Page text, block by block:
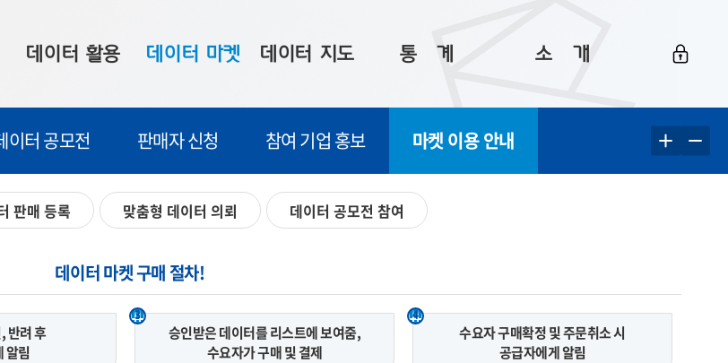
데이터 활용
시각화 서비스
데이터 활용 서비스
주소 좌표 변환
프로파일링
데이터 마켓
맞춤형 의뢰
데이터 공모전
판매자 신청
참여 기업 홍보
마켓 이용 안내
데이터 지도
데이터 현황
지도 기반 데이터
시민 공감지도
통ㅤ계
통계로 보는 부산
통계 자료실
통계 알림
소ㅤ개
공지사항
이터 공모전 판매자 신청 참여 기업 홍보 마켓 이용 안내
판매 등록 맞춤형 데이터 의뢰 데이터 공모전 참여
데이터 마켓 구매 절차!
반려 후
알림
3
승인받은 데이터를 리스트에 보여줌,
수요자가 구매 및 결제
4
수요자 구매확정 및 주문취소 시
공급자에게 알림